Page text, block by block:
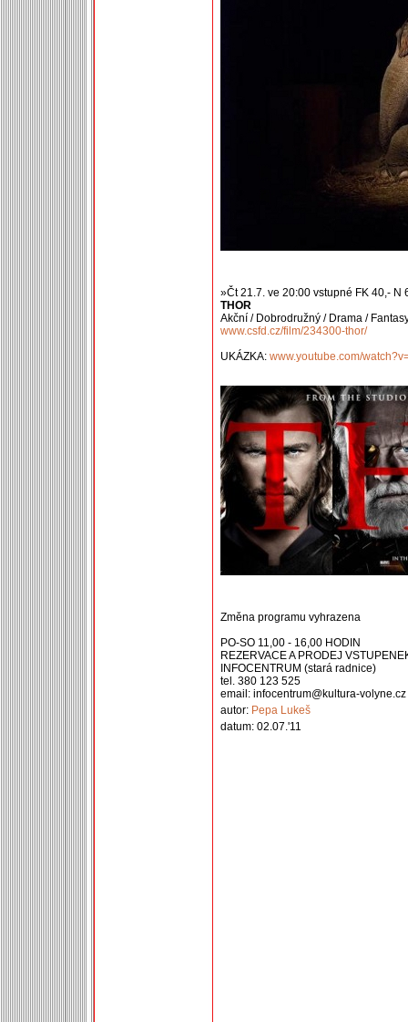
»Čt 21.7. ve 20:00 vstupné FK 40,- N
THOR
Akční / Dobrodružný / Drama /
www.csfd.cz/film/234300-thor/
UKÁZKA: www.youtube.com/
Změna programu vyhrazena
PO-SO 11,00 - 16,00 HODIN
REZERVACE A PRODEJ
INFOCENTRUM (stará radnice)
tel. 380 123 525
email: infocentrum@kultura-volyne.cz
autor: Pepa Lukeš
datum: 02.07.'11